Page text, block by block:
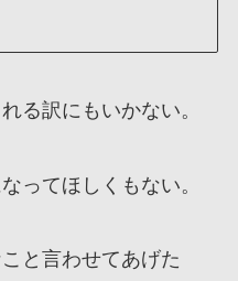
る訳にもいかない。
ってほしくもない。
と言わせてあげた